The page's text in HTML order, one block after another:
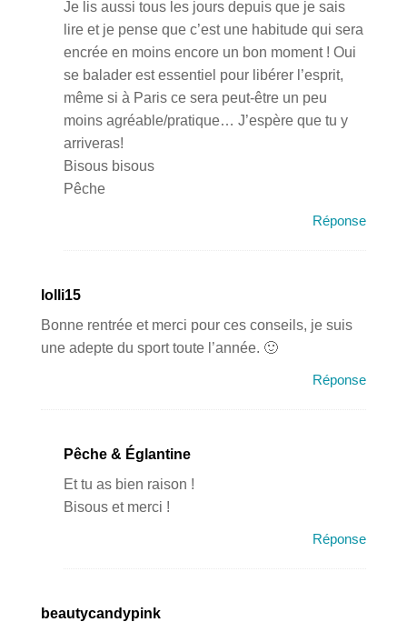
Je lis aussi tous les jours depuis que je sais
lire et je pense que c’est une habitude qui sera
encrée en moins encore un bon moment ! Oui
se balader est essentiel pour libérer l’esprit,
même si à Paris ce sera peut-être un peu
moins agréable/pratique… J’espère que tu y
arriveras!
Bisous bisous
Pêche
Réponse
lolli15
Bonne rentrée et merci pour ces conseils, je suis
une adepte du sport toute l’année. 🙂
Réponse
Pêche & Églantine
Et tu as bien raison !
Bisous et merci !
Réponse
beautycandypink